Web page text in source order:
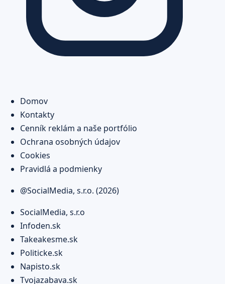
Domov
Kontakty
Cenník reklám a naše portfólio
Ochrana osobných údajov
Cookies
Pravidlá a podmienky
@SocialMedia, s.r.o. (2026)
SocialMedia, s.r.o
Infoden.sk
Takeakesme.sk
Politicke.sk
Napisto.sk
Tvojazabava.sk